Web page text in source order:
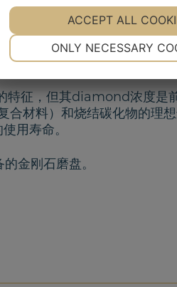
刚石磨盘
征，但其diamond浓度是
合材料）和烧结碳化物的理
用寿命。
金刚石磨盘。
YES NO
MARKETING
ONLY NECESSARY
ACCEPT ALL